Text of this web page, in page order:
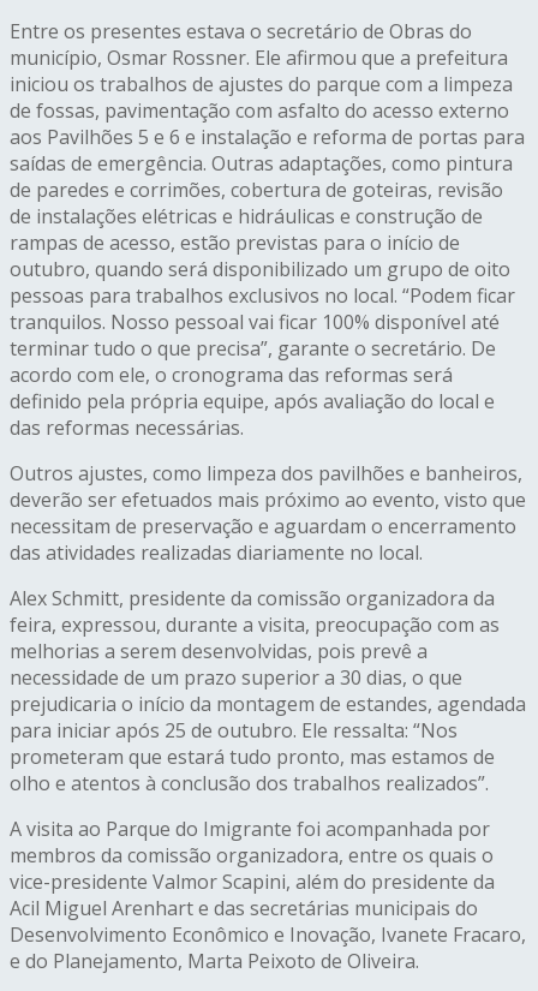
Entre os presentes estava o secretário de Obras do
município, Osmar Rossner. Ele afirmou que a prefeitura
iniciou os trabalhos de ajustes do parque com a limpeza
de fossas, pavimentação com asfalto do acesso externo
aos Pavilhões 5 e 6 e instalação e reforma de portas para
saídas de emergência. Outras adaptações, como pintura
de paredes e corrimões, cobertura de goteiras, revisão
de instalações elétricas e hidráulicas e construção de
rampas de acesso, estão previstas para o início de
outubro, quando será disponibilizado um grupo de oito
pessoas para trabalhos exclusivos no local. “Podem ficar
tranquilos. Nosso pessoal vai ficar 100% disponível até
terminar tudo o que precisa”, garante o secretário. De
acordo com ele, o cronograma das reformas será
definido pela própria equipe, após avaliação do local e
das reformas necessárias.
Outros ajustes, como limpeza dos pavilhões e banheiros,
deverão ser efetuados mais próximo ao evento, visto que
necessitam de preservação e aguardam o encerramento
das atividades realizadas diariamente no local.
Alex Schmitt, presidente da comissão organizadora da
feira, expressou, durante a visita, preocupação com as
melhorias a serem desenvolvidas, pois prevê a
necessidade de um prazo superior a 30 dias, o que
prejudicaria o início da montagem de estandes, agendada
para iniciar após 25 de outubro. Ele ressalta: “Nos
prometeram que estará tudo pronto, mas estamos de
olho e atentos à conclusão dos trabalhos realizados”.
A visita ao Parque do Imigrante foi acompanhada por
membros da comissão organizadora, entre os quais o
vice-presidente Valmor Scapini, além do presidente da
Acil Miguel Arenhart e das secretárias municipais do
Desenvolvimento Econômico e Inovação, Ivanete Fracaro,
e do Planejamento, Marta Peixoto de Oliveira.